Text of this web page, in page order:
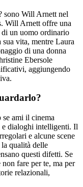
sono Will Arnett nel
Will Arnett offre una
di un uomo ordinario
vita, mentre Laura
di una donna
Ebersole
aggiungendo
se ami il cinema
e dialoghi intelligenti. Il
e alcune scene
qualità delle
questi difetti. Se
fare per te, ma per
relazionali,